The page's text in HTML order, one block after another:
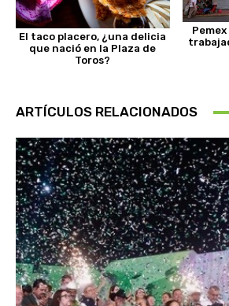
El taco placero, ¿una delicia
que nació en la Plaza de
Toros?
ARTÍCULOS RELACIONADOS